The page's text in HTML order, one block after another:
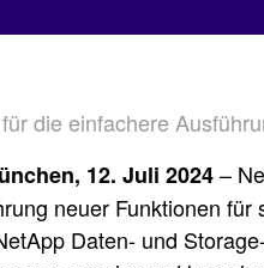
die einfachere
12. Juli 2024–
neuer Funktionen
Daten- und